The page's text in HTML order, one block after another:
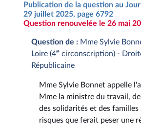
Publication de la question au
29 juillet 2025, page 6792
Question renouvelée le 26 mai
Question de : Mme Sylvie
Loire (4e circonscription) -
Républicaine
Mme Sylvie Bonnet appelle
Mme la ministre du travail,
des solidarités et des familles
risques que ferait peser une